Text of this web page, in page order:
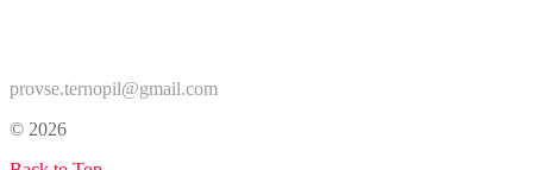
provse.ternopil@gmail.com
© 2026